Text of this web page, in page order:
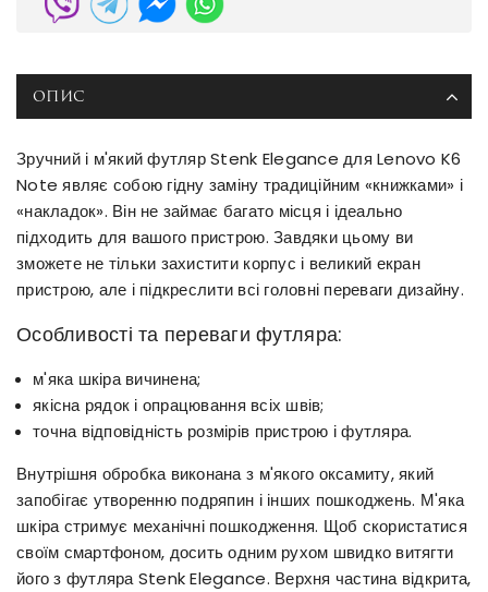
ОПИС
Зручний і м'який футляр Stenk Elegance для Lenovo K6
Note являє собою гідну заміну традиційним «книжками» і
«накладок». Він не займає багато місця і ідеально
підходить для вашого пристрою. Завдяки цьому ви
зможете не тільки захистити корпус і великий екран
пристрою, але і підкреслити всі головні переваги дизайну.
Особливості та переваги футляра:
м'яка шкіра вичинена;
якісна рядок і опрацювання всіх швів;
точна відповідність розмірів пристрою і футляра.
Внутрішня обробка виконана з м'якого оксамиту, який
запобігає утворенню подряпин і інших пошкоджень. М'яка
шкіра стримує механічні пошкодження. Щоб скористатися
своїм смартфоном, досить одним рухом швидко витягти
його з футляра Stenk Elegance. Верхня частина відкрита,